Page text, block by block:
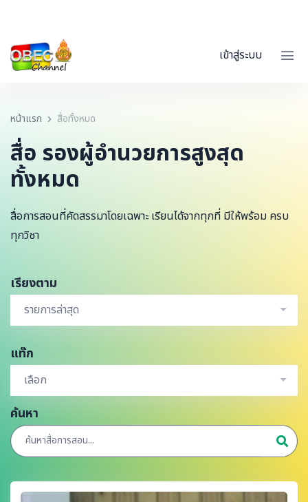
เข้าสู่ระบบ
หน้าแรก สื่อทั้งหมด
สื่อ รองผู้อำนวยการสูงสุด
ทั้งหมด
สื่อการสอนที่คัดสรรมาโดยเฉพาะ เรียนได้จากทุกที่ มีให้พร้อม ครบ
ทุกวิชา
เรียงตาม
รายการล่าสุด
แท๊ก
เลือก
ค้นหา